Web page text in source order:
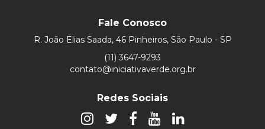
Fale Conosco
R. João Elias Saada, 46 Pinheiros, São Paulo - SP
(11) 3647-9293
contato@iniciativaverde.org.br
Redes Sociais